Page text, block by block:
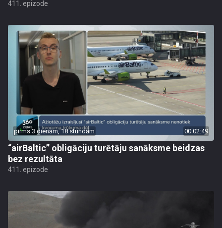
411. epizode
pirms 3 dienām, 18 stundām 00:02:49
“airBaltic” obligāciju turētāju sanāksme beidzas
bez rezultāta
411. epizode